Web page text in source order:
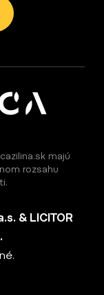
majú
rozsahu
& LICITOR